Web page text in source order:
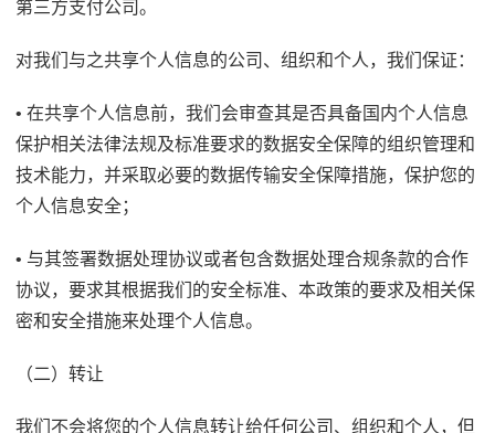
第三方支付公司。
对我们与之共享个人信息的公司、组织和个人，我们保证：
• 在共享个人信息前，我们会审查其是否具备国内个人信息
保护相关法律法规及标准要求的数据安全保障的组织管理和
技术能力，并采取必要的数据传输安全保障措施，保护您的
个人信息安全；
• 与其签署数据处理协议或者包含数据处理合规条款的合作
协议，要求其根据我们的安全标准、本政策的要求及相关保
密和安全措施来处理个人信息。
（二）转让
我们不会将您的个人信息转让给任何公司、组织和个人，但